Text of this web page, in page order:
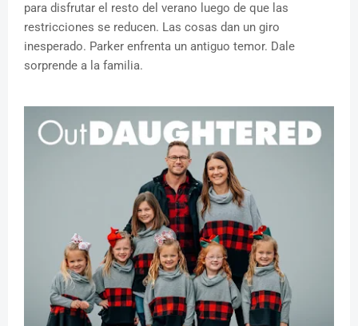
para disfrutar el resto del verano luego de que las
restricciones se reducen. Las cosas dan un giro
inesperado. Parker enfrenta un antiguo temor. Dale
sorprende a la familia.